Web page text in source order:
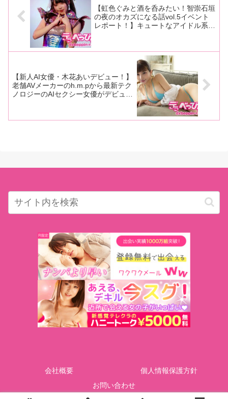
【虹色ぐみと酒を呑みたい！智崇石垣
の夜のオカズになる話vol.5イベント
レポート！】キュートなアイドル系美
【新人AI女優・木花あいデビュー！】
老舗AVメーカーのh.m.pから最新テク
ノロジーのAIセクシー女優がデビュ
会社概要
個人情報保護方針
お問い合わせ